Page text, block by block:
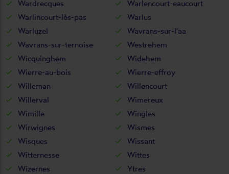
Wardrecques
Warlencourt-eaucourt
Warlincourt-lès-pas
Warlus
Warluzel
Wavrans-sur-l'aa
Wavrans-sur-ternoise
Westrehem
Wicquinghem
Widehem
Wierre-au-bois
Wierre-effroy
Willeman
Willencourt
Willerval
Wimereux
Wimille
Wingles
Wirwignes
Wismes
Wisques
Wissant
Witternesse
Wittes
Wizernes
Ytres